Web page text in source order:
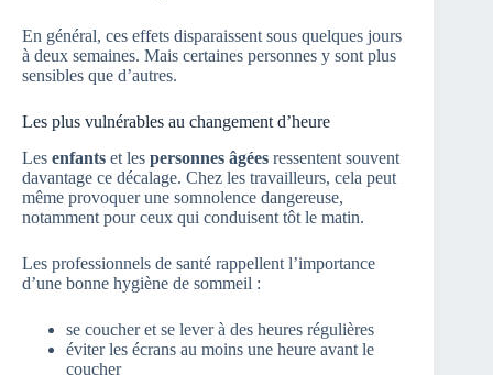
En général, ces effets disparaissent sous quelques jours
à deux semaines. Mais certaines personnes y sont plus
sensibles que d’autres.
Les plus vulnérables au changement d’heure
Les enfants et les personnes âgées ressentent souvent
davantage ce décalage. Chez les travailleurs, cela peut
même provoquer une somnolence dangereuse,
notamment pour ceux qui conduisent tôt le matin.
Les professionnels de santé rappellent l’importance
d’une bonne hygiène de sommeil :
se coucher et se lever à des heures régulières
éviter les écrans au moins une heure avant le
coucher